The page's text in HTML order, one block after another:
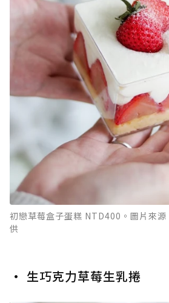
初戀草莓盒子蛋糕 NTD400。圖片來
供
• 生巧克力草莓生乳捲